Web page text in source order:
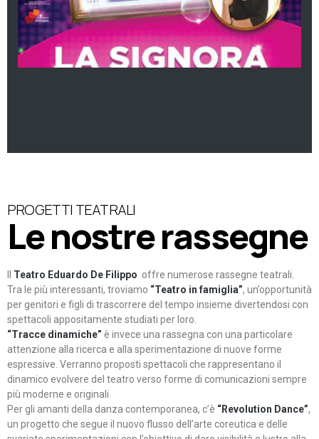
PROGETTI TEATRALI
Le nostre rassegne
Teatro Eduardo De Filippo offre numerose rassegne teatrali.
Tra le più interessanti, troviamo “Teatro in famiglia”, un’opportunità
per genitori e figli di trascorrere del tempo insieme divertendosi con
spettacoli appositamente studiati per loro.
“Tracce dinamiche” è invece una rassegna con una particolare
attenzione alla ricerca e alla sperimentazione di nuove forme
espressive. Verranno proposti spettacoli che rappresentano il
dinamico evolvere del teatro verso forme di comunicazioni sempre
più moderne e originali
Per gli amanti della danza contemporanea, c’è “Revolution Dance”,
un progetto che segue il nuovo flusso dell’arte coreutica e delle